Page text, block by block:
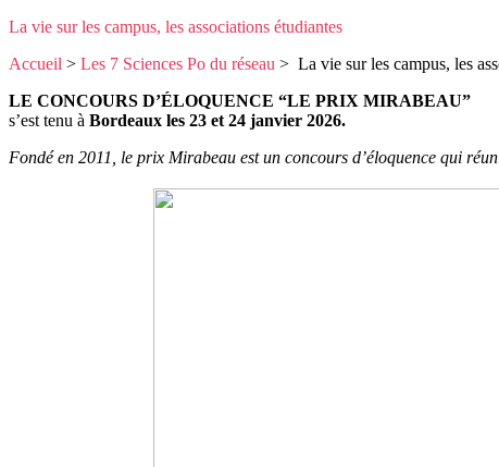
La vie sur les campus, les associations étudiantes
Accueil > Les 7 Sciences Po du réseau > La vie sur les campus, les
LE CONCOURS D’ÉLOQUENCE “LE PRIX MIRABEAU”
s’est tenu à Bordeaux les 23 et 24 janvier 2026.
Fondé en 2011, le prix Mirabeau est un concours d’éloquence qui